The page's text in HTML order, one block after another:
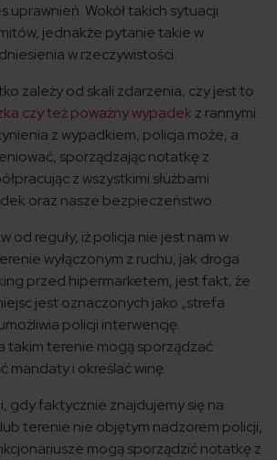
uprawnień. Wokół takich sytuacji
jednakże pytanie takie w
w rzeczywistości.
zależy od skali zdarzenia, czy jest to
czy też poważny wypadek z rannymi.
z wypadkiem, policja może, a
sporządzając notatkę z
z wszystkimi służbami
oraz nasze bezpieczeństwo.
od reguły, iż policja nie jest nam w
wyłączonym z ruchu, jak droga
przed hipermarketem, jest fakt, że
jest oznaczonych jako „strefa
policji interwencję.
takim terenie mogą sporządzać
mandaty i określać winę.
gdy faktycznie znajdujemy się na
terenie nie objętym nadzorem policji,
mogą sporządzić notatkę z